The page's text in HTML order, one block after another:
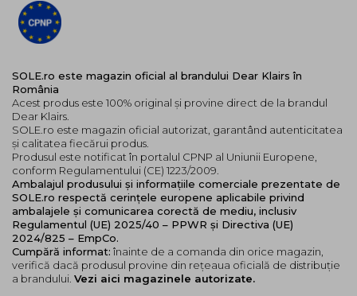
SOLE.ro este magazin oficial al brandului Dear Klairs în
România
Acest produs este 100% original și provine direct de la brandul
Dear Klairs.
SOLE.ro este magazin oficial autorizat, garantând autenticitatea
și calitatea fiecărui produs.
Produsul este notificat în portalul CPNP al Uniunii Europene,
conform Regulamentului (CE) 1223/2009.
Ambalajul produsului și informațiile comerciale prezentate de
SOLE.ro respectă cerințele europene aplicabile privind
ambalajele și comunicarea corectă de mediu, inclusiv
Regulamentul (UE) 2025/40 – PPWR și Directiva (UE)
2024/825 – EmpCo.
Cumpără informat: înainte de a comanda din orice magazin,
verifică dacă produsul provine din rețeaua oficială de distribuție
a brandului. Vezi aici magazinele autorizate.